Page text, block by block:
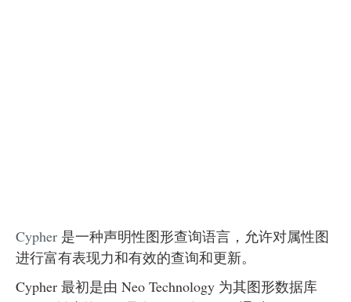
Cypher 是一种声明性图形查询语言，允许对属性图
进行富有表现力和有效的查询和更新。
Cypher 最初是由 Neo Technology 为其图形数据库